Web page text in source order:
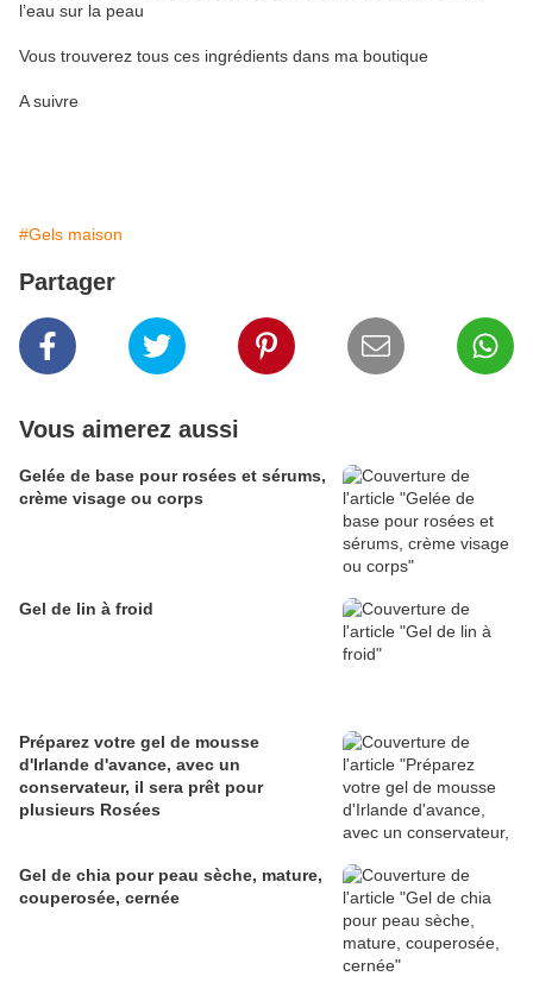
l’eau sur la peau
Vous trouverez tous ces ingrédients dans ma boutique
A suivre
#Gels maison
Partager
Vous aimerez aussi
Gelée de base pour rosées et sérums,
crème visage ou corps
Gel de lin à froid
Préparez votre gel de mousse
d'Irlande d'avance, avec un
conservateur, il sera prêt pour
plusieurs Rosées
Gel de chia pour peau sèche, mature,
couperosée, cernée